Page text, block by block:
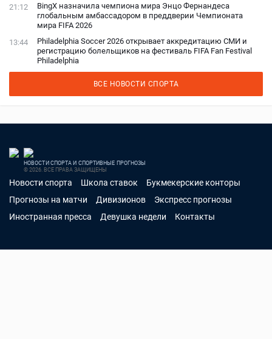
21:12
BingX назначила чемпиона мира Энцо Фернандеса
глобальным амбассадором в преддверии Чемпионата
мира FIFA 2026
13:44
Philadelphia Soccer 2026 открывает аккредитацию СМИ и
регистрацию болельщиков на фестиваль FIFA Fan Festival
Philadelphia
ВСЕ НОВОСТИ СПОРТА
НОВОСТИ СПОРТА И СПОРТИВНЫЕ ПРОГНОЗЫ
© 2026. ВСЕ ПРАВА ЗАЩИЩЕНЫ
Новости спорта Школа ставок
Букмекерские конторы
Прогнозы на матчи
Дивизионов
Экспресс прогнозы
Иностранная пресса
Девушка недели Контакты